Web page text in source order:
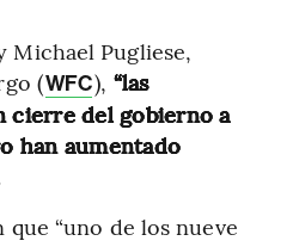
Michael Pugliese,
(WFC), “las
cierre del gobierno a
han aumentado
que “uno de los nueve